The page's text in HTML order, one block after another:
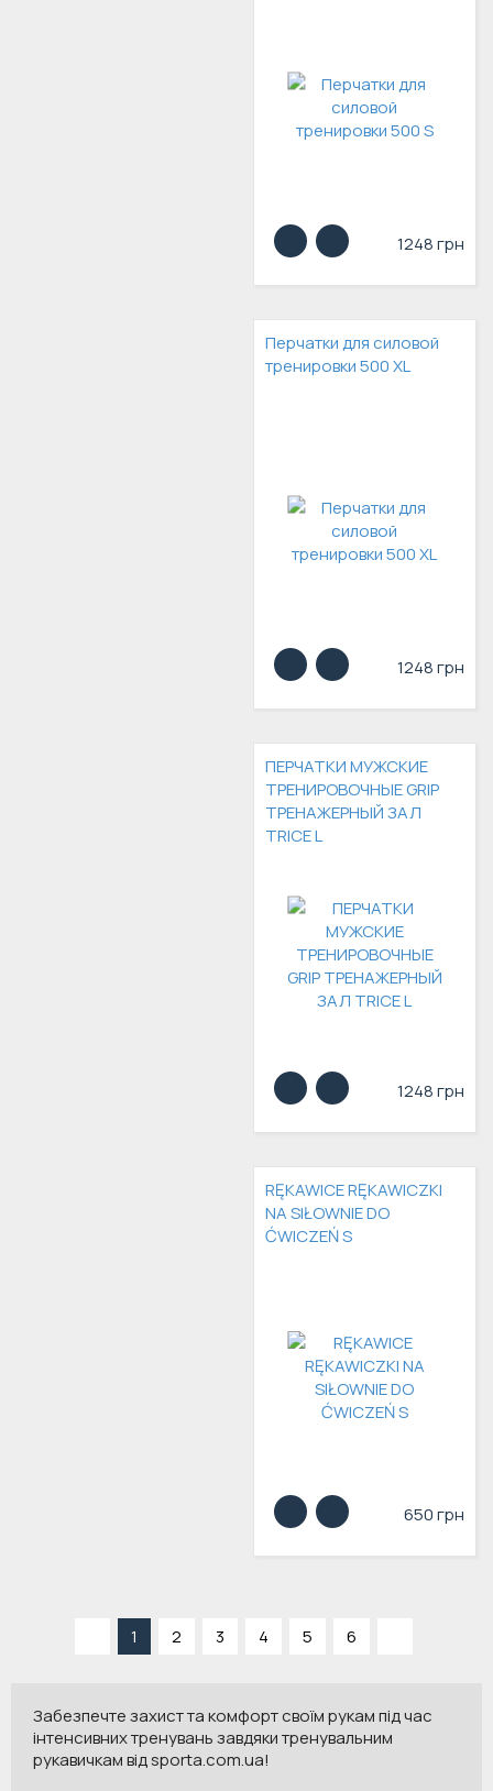
1248 грн
Перчатки для силовой
тренировки 500 XL
1248 грн
ПЕРЧАТКИ МУЖСКИЕ
ТРЕНИРОВОЧНЫЕ GRIP
ТРЕНАЖЕРНЫЙ ЗАЛ
TRICE L
1248 грн
RĘKAWICE RĘKAWICZKI
NA SIŁOWNIE DO
ĆWICZEŃ S
650 грн
1 2 3 4 5 6
Забезпечте захист та комфорт своїм рукам під час
інтенсивних тренувань завдяки тренувальним
рукавичкам від sporta.com.ua!